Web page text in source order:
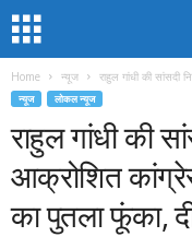
Home न्यूज राहुल गांधी की सांसदी
न्यूज लोकल न्यूज
राहुल गांधी की
आक्रोशित
का पुतला फूंका,